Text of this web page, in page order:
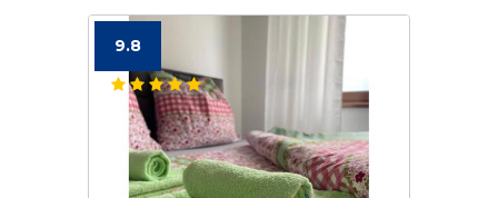
9.8